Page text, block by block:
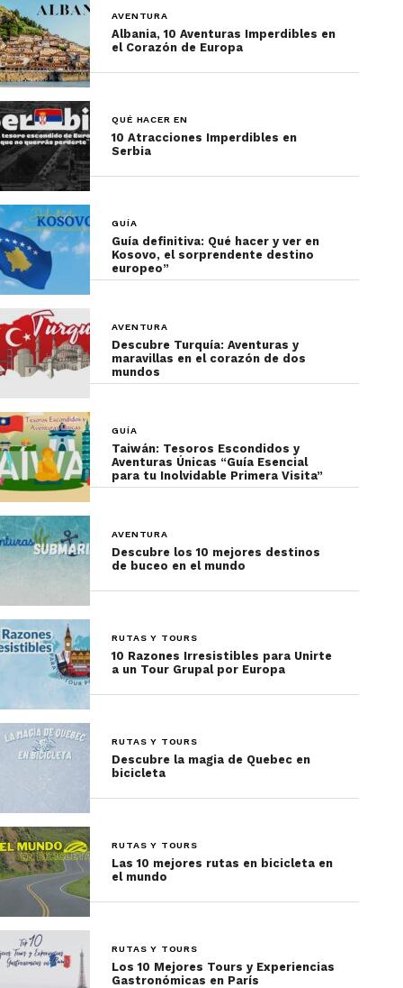
AVENTURA
Albania, 10 Aventuras Imperdibles en
el Corazón de Europa
QUÉ HACER EN
10 Atracciones Imperdibles en
Serbia
GUÍA
Guía definitiva: Qué hacer y ver en
Kosovo, el sorprendente destino
europeo”
AVENTURA
Descubre Turquía: Aventuras y
maravillas en el corazón de dos
mundos
GUÍA
Taiwán: Tesoros Escondidos y
Aventuras Únicas “Guía Esencial
para tu Inolvidable Primera Visita”
AVENTURA
Descubre los 10 mejores destinos
de buceo en el mundo
RUTAS Y TOURS
10 Razones Irresistibles para Unirte
a un Tour Grupal por Europa
RUTAS Y TOURS
Descubre la magia de Quebec en
bicicleta
RUTAS Y TOURS
Las 10 mejores rutas en bicicleta en
el mundo
RUTAS Y TOURS
Los 10 Mejores Tours y Experiencias
Gastronómicas en París